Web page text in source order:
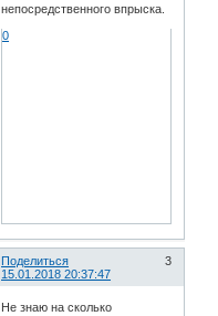
непосредственного впрыска.
0
Поделиться
3
15.01.2018 20:37:47
Не знаю на сколько